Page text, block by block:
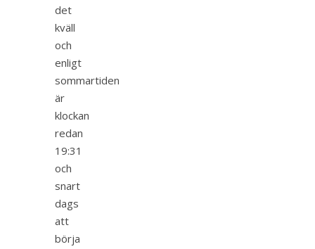
det
kväll
och
enligt
sommartiden
är
klockan
redan
19:31
och
snart
dags
att
börja